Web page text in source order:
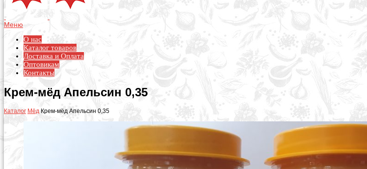
Меню
О нас
Каталог товаров
Доставка и Оплата
Оптовикам
Контакты
Крем-мёд Апельсин 0,35
Каталог Мёд Крем-мёд Апельсин 0,35